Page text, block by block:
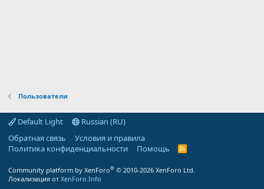
Пользователи
Default Light
Russian (RU)
Обратная связь
Условия и правила
Политика конфиденциальности
Помощь
R
Community platform by XenForo® © 2010-2026 XenForo Ltd.
Локализация от XenForo.Info